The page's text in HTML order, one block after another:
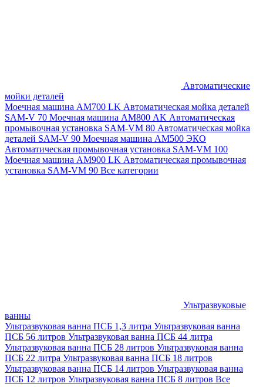
Автоматические
мойки деталей
Моечная машина AM700 LK Автоматическая мойка деталей
SAM-V 70 Моечная машина АМ800 AK Автоматическая
промывочная установка SAM-VM 80 Автоматическая мойка
деталей SAM-V 90 Моечная машина АМ500 ЭКО
Автоматическая промывочная установка SAM-VM 100
Моечная машина AM900 LK Автоматическая промывочная
установка SAM-VM 90 Все категории
Ультразвуковые
ванны
Ультразвуковая ванна ПСБ 1,3 литра Ультразвуковая ванна
ПСБ 56 литров Ультразвуковая ванна ПСБ 44 литра
Ультразвуковая ванна ПСБ 28 литров Ультразвуковая ванна
ПСБ 22 литра Ультразвуковая ванна ПСБ 18 литров
Ультразвуковая ванна ПСБ 14 литров Ультразвуковая ванна
ПСБ 12 литров Ультразвуковая ванна ПСБ 8 литров Все